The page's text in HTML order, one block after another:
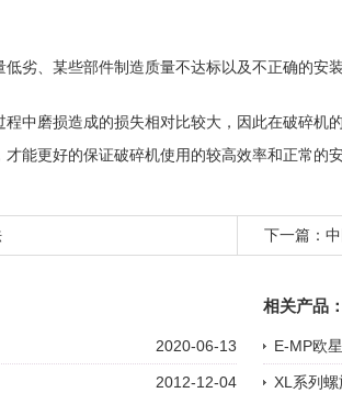
劣、某些部件制造质量不达标以及不正确的安
中磨损造成的损失相对比较大，因此在破碎机
能更好的保证破碎机使用的较高效率和正常的安
下一篇：
2020-06-13
2012-12-04
相关产品：
E-MP欧
XL系列